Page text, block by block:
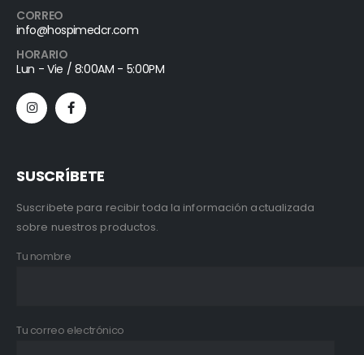
CORREO
info@hospimedcr.com
HORARIO
Lun - Vie / 8:00AM - 5:00PM
SUSCRÍBETE
Suscribete para recibir toda la información actualizada
sobre nuestros productos.
Tu nombre
Tu correo electrónico